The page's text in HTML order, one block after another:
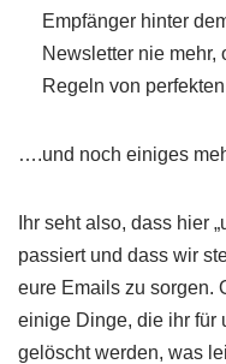
Empfänger hinter
Newsletter nie
Regeln von
….und noch einiges
Ihr seht also, dass hier
passiert und dass wir
eure Emails zu sorgen.
einige Dinge, die ihr für
gelöscht werden, was